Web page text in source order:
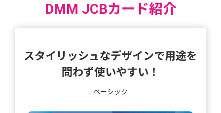
DMM JCBカード紹介
スタイリッシュなデザインで用途を
問わず使いやすい！
ベーシック